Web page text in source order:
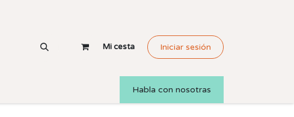
Mi cesta Iniciar sesión
Habla con nosotras